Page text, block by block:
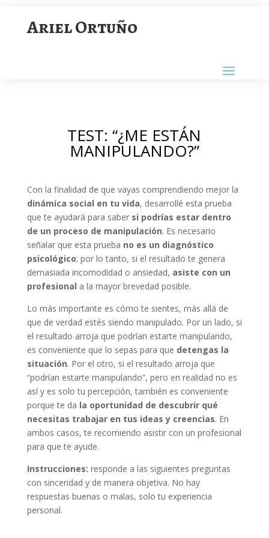
Ariel Ortuño
TEST: “¿ME ESTÁN
MANIPULANDO?”
Con la finalidad de que vayas comprendiendo mejor la
dinámica social en tu vida, desarrollé esta prueba
que te ayudará para saber si podrías estar dentro
de un proceso de manipulación. Es necesario
señalar que esta prueba no es un diagnóstico
psicológico; por lo tanto, si el resultado te genera
demasiada incomodidad o ansiedad, asiste con un
profesional a la mayor brevedad posible.
Lo más importante es cómo te sientes, más allá de
que de verdad estés siendo manipulado. Por un lado, si
el resultado arroja que podrían estarte manipulando,
es conveniente que lo sepas para que detengas la
situación. Por el otro, si el resultado arroja que
“podrían estarte manipulando”, pero en realidad no es
así y es solo tu percepción, también es conveniente
porque te da la oportunidad de descubrir qué
necesitas trabajar en tus ideas y creencias. En
ambos casos, te recomiendo asistir con un profesional
para que te ayude.
Instrucciones: responde a las siguientes preguntas
con sinceridad y de manera objetiva. No hay
respuestas buenas o malas, solo tu experiencia
personal.